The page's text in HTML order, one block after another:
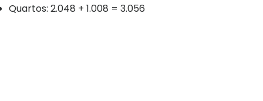
Quartos: 2.048 + 1.008 = 3.056